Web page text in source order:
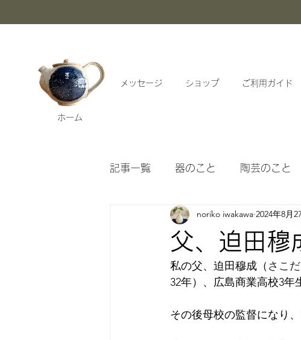
メッセージ ショップ ご利用ガイド
ホーム
記事一覧 器のこと 陶芸のこと
漱石ブログアーカイブ 体験メニ
父、迫田穆
noriko iwakawa 2024年8月
私の父、 迫田穆成（ さこ
32年）、広島商業高校3年
その後母校の監督になり